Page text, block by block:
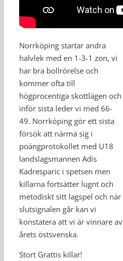
Norrköping startar andra
halvlek med en 1-3-1 zon, vi
har bra bollrörelse och
kommer ofta till
högprocentiga skottlägen och
inför sista leder vi med 66-
49. Norrköping gör ett sista
försök att närma sig i
poängprotokollet med U18
landslagsmannen Adis
Kadresparic i spetsen men
killarna fortsätter lugnt och
metodiskt sitt lagspel och när
slutsignalen går kan vi
konstatera att vi är vinnare av
årets östsvenska.
Stort Grattis killar!